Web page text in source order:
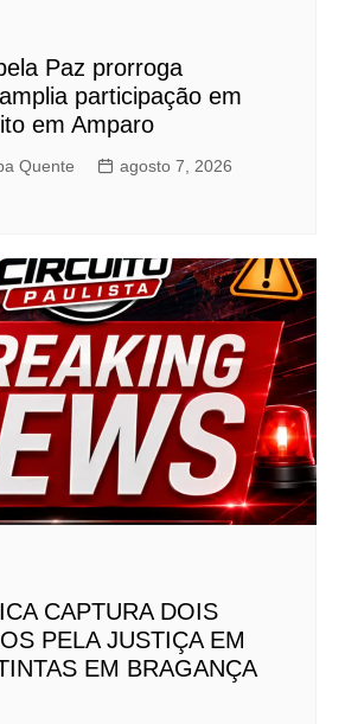
Paz prorroga
participação em
em Amparo
Quente
agosto 7, 2026
CAPTURA DOIS
PELA JUSTIÇA EM
EM BRAGANÇA